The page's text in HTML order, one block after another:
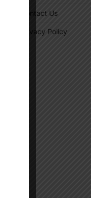
Contact Us
Privacy Policy